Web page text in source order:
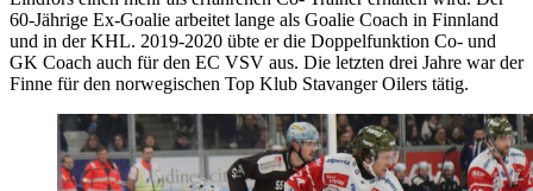
60-Jährige Ex-Goalie arbeitet lange als Goalie Coach in Finnland
und in der KHL. 2019-2020 übte er die Doppelfunktion Co- und
GK Coach auch für den EC VSV aus. Die letzten drei Jahre war der
Finne für den norwegischen Top Klub Stavanger Oilers tätig.